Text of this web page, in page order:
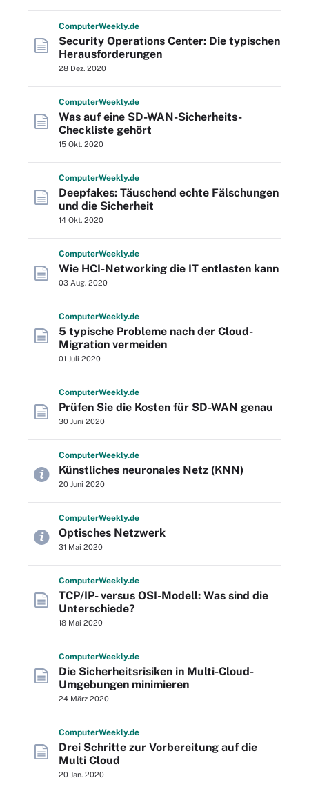
ComputerWeekly.de
Security Operations Center: Die typischen
Herausforderungen
28 Dez. 2020
ComputerWeekly.de
Was auf eine SD-WAN-Sicherheits-
Checkliste gehört
15 Okt. 2020
ComputerWeekly.de
Deepfakes: Täuschend echte Fälschungen
und die Sicherheit
14 Okt. 2020
ComputerWeekly.de
Wie HCI-Networking die IT entlasten kann
03 Aug. 2020
ComputerWeekly.de
5 typische Probleme nach der Cloud-
Migration vermeiden
01 Juli 2020
ComputerWeekly.de
Prüfen Sie die Kosten für SD-WAN genau
30 Juni 2020
ComputerWeekly.de
Künstliches neuronales Netz (KNN)
20 Juni 2020
ComputerWeekly.de
Optisches Netzwerk
31 Mai 2020
ComputerWeekly.de
TCP/IP- versus OSI-Modell: Was sind die
Unterschiede?
18 Mai 2020
ComputerWeekly.de
Die Sicherheitsrisiken in Multi-Cloud-
Umgebungen minimieren
24 März 2020
ComputerWeekly.de
Drei Schritte zur Vorbereitung auf die
Multi Cloud
20 Jan. 2020